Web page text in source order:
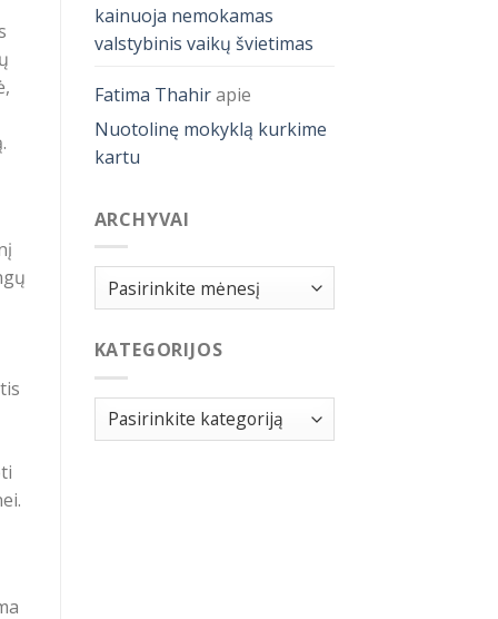
kainuoja nemokamas
valstybinis vaikų švietimas
Fatima Thahirapie
Nuotolinę mokyklą kurkime
kartu
ARCHYVAI
Archyvai
KATEGORIJOS
Kategorijos